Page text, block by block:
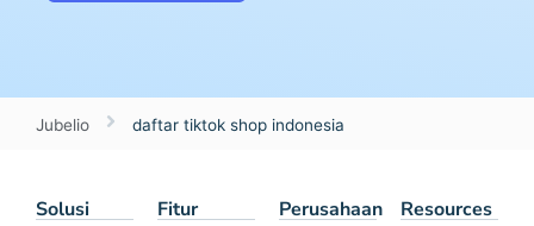
Jubelio daftar tiktok shop indonesia
Solusi Fitur Perusahaan Resources